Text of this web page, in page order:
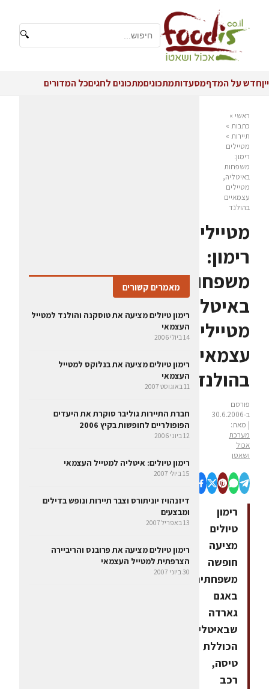
🔍
ייןחדש על המדףמסעדותמתכוניםמתכונים לחגיםכל המדורים
ראשי »
כתבות »
תיירות »
מטיילים
רימון:
משפחות
באיטליה,
מטיילים
עצמאיים
בהולנד
מטיילים
רימון:
משפחות
באיטליה,
מטיילים
עצמאיים
בהולנד
פורסם
ב-30.6.2006
| מאת:
מערכת
אכול
ושאטו
רימון
טיולים
מציעה
חופשה
משפחתית
באגם
גארדה
שבאיטליה,
הכוללת
טיסה,
רכב
מאמרים קשורים
רימון טיולים מציעה את טוסקנה והולנד למטייל
העצמאי
14 ביולי 2006
רימון טיולים מציעה את בנלוקס למטייל
העצמאי
11 באוגוסט 2007
חברת התיירות גוליבר סוקרת את היעדים
הפופולריים לחופשות בקיץ 2006
12 ביוני 2006
רימון טיולים: איטליה למטייל העצמאי
15 ביולי 2007
דיזנהויז יוניתורס וצבר תיירות ונופש בדילים
ומבצעים
13 באפריל 2007
רימון טיולים מציעה את פרובנס והריביירה
הצרפתית למטייל העצמאי
30 ביוני 2007